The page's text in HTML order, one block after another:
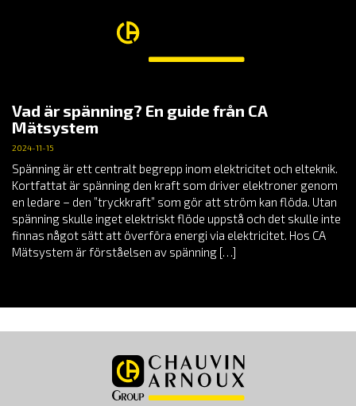
Vad är spänning? En guide från CA
Mätsystem
2024-11-15
Spänning är ett centralt begrepp inom elektricitet och elteknik.
Kortfattat är spänning den kraft som driver elektroner genom
en ledare – den ”tryckkraft” som gör att ström kan flöda. Utan
spänning skulle inget elektriskt flöde uppstå och det skulle inte
finnas något sätt att överföra energi via elektricitet. Hos CA
Mätsystem är förståelsen av spänning […]